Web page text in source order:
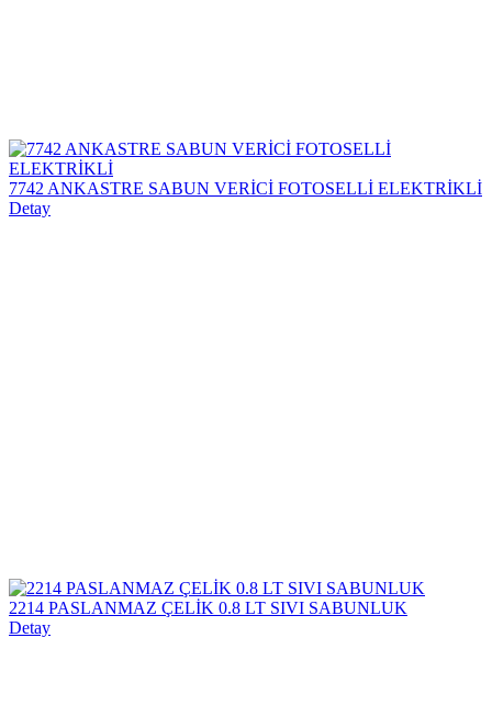
7742 ANKASTRE SABUN VERİCİ FOTOSELLİ ELEKTRİKLİ
Detay
2214 PASLANMAZ ÇELİK 0.8 LT SIVI SABUNLUK
Detay